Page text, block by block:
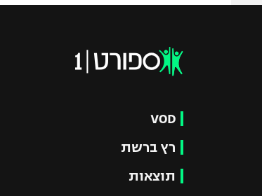
VOD
רץ ברשת
תוצאות